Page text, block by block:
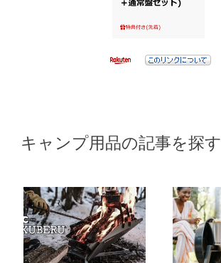
キャンプ用品の記事を探す